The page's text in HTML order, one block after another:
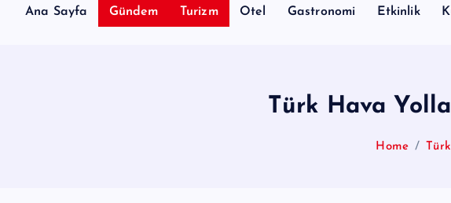
Ana Sayfa Gündem Turizm Otel Gastronomi Etkinlik
Türk Hava
Home